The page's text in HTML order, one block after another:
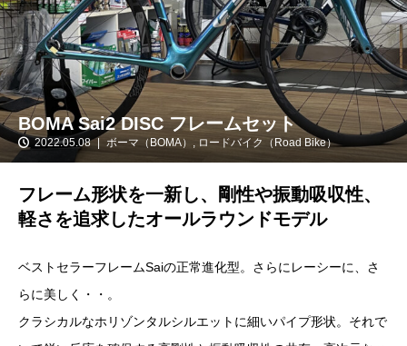
BOMA Sai2 DISC フレームセット
2022.05.08 ボーマ（BOMA） , ロードバイク（Road Bike）
フレーム形状を一新し、剛性や振動吸収性、
軽さを追求したオールラウンドモデル
ベストセラーフレームSaiの正常進化型。さらにレーシーに、さ
らに美しく・・。
クラシカルなホリゾンタルシルエットに細いパイプ形状。それで